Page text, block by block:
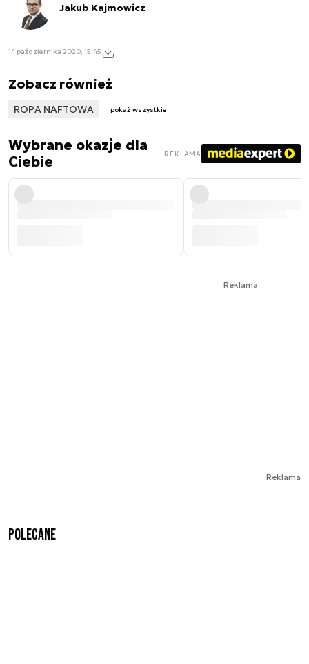
Jakub Kajmowicz
14 października 2020, 15:45
Zobacz również
ROPA NAFTOWA pokaż wszystkie
Wybrane okazje dla
Ciebie
REKLAMA
Reklama
Reklama
Polecane